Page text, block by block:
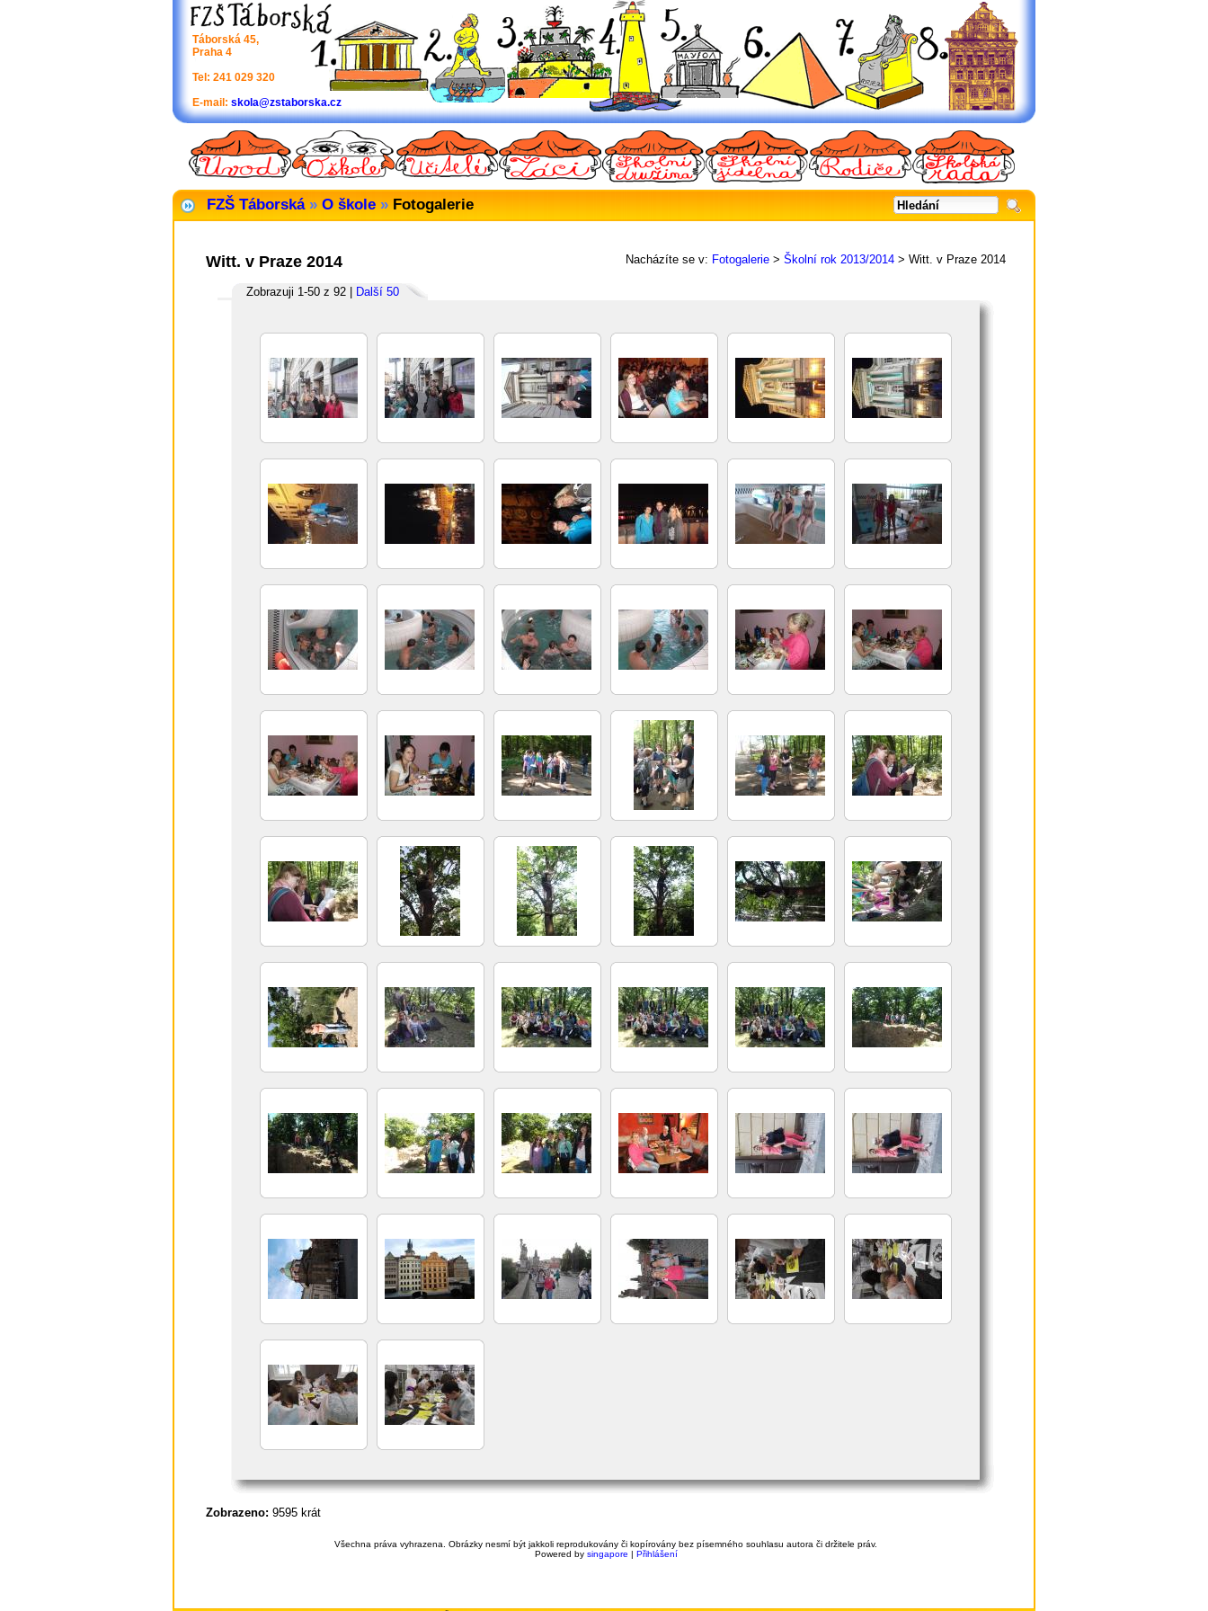
Táborská 45,
Praha 4
Tel: 241 029 320
E-mail: skola@zstaborska.cz
FZŠ Táborská » O škole » Fotogalerie
Nacházíte se v: Fotogalerie > Školní rok 2013/2014 > Witt. v Praze 2014
Witt. v Praze 2014
Zobrazuji 1-50 z 92 | Další 50
Zobrazeno: 9595 krát
Všechna práva vyhrazena. Obrázky nesmí být jakkoli reprodukovány či kopírovány bez písemného souhlasu autora či držitele práv.
Powered by singapore | Přihlášení